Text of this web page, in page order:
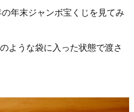
年末ジャンボ宝くじを見てみ
ような袋に入った状態で渡さ